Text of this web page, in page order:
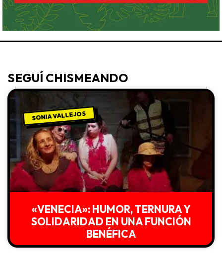
SEGUÍ CHISMEANDO
SONIA VALLEJOS
«VENECIA»: HUMOR, TERNURA Y
SOLIDARIDAD EN UNA FUNCIÓN
BENÉFICA